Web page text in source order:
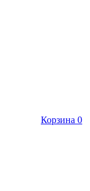
Корзина 0